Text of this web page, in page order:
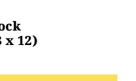
x 12)